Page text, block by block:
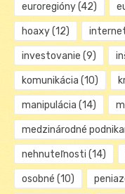
euroregióny(42)
hoaxy(12)
investovanie (9)
komunikácia (10)
manipulácia (14)
medzinárodné
nehnuteľnosti (14)
osobné (10)